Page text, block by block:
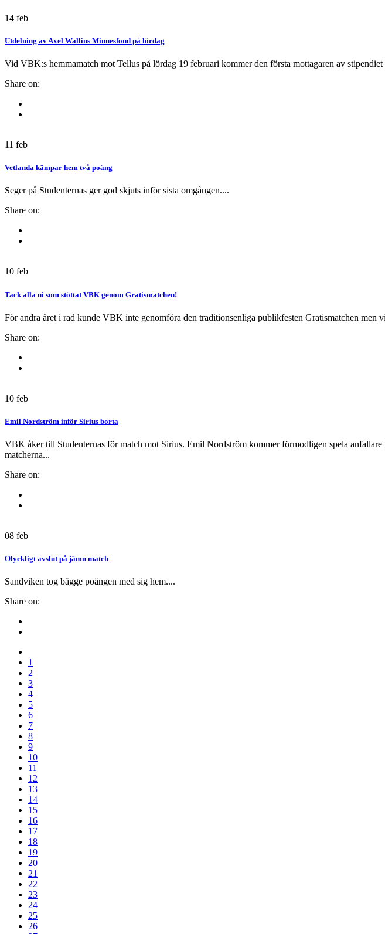
14 feb
Utdelning av Axel Wallins Minnesfond på lördag
Vid VBK:s hemmamatch mot Tellus på lördag 19 februari kommer den första mottagaren av
Share on:
11 feb
Vetlanda kämpar hem två poäng
Seger på Studenternas ger god skjuts inför sista omgången....
Share on:
10 feb
Tack alla ni som stöttat VBK genom Gratismatchen!
För andra året i rad kunde VBK inte genomföra den traditionsenliga publikfesten Gratismatchen
Share on:
10 feb
Emil Nordström inför Sirius borta
VBK åker till Studenternas för match mot Sirius. Emil Nordström kommer förmodligen spela
matcherna...
Share on:
08 feb
Olyckligt avslut på jämn match
Sandviken tog bägge poängen med sig hem....
Share on:
1
2
3
4
5
6
7
8
9
10
11
12
13
14
15
16
17
18
19
20
21
22
23
24
25
26